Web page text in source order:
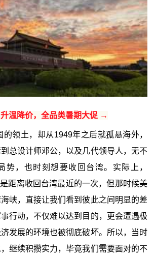
温降价，全品类暑期大促 →
的领土，却从1949年之后就孤悬海外，
总设计师邓公，以及几代领导人，无不
势，也时刻想要收回台湾。实际上，
是距离收回台湾最近的一次，但那时候美
峡，直接让我们看到彼此之间明显的差
行动，不仅难以达到目的，更会遭遇极
发展的环境也被彻底破坏。所以，当时
继续积攒实力，毕竟我们需要面对的不